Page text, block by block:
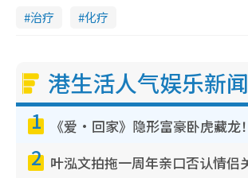
治疗
化疗
港生活人气娱乐新闻
1
2